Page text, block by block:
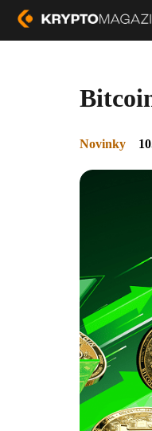
Novinky